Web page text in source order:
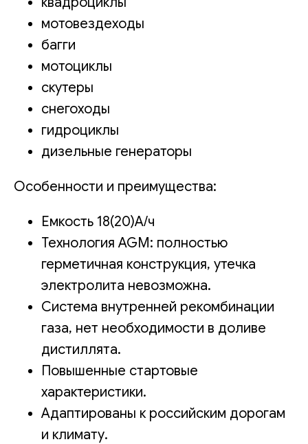
мотовездеходы
багги
мотоциклы
скутеры
снегоходы
гидроциклы
дизельные генераторы
Особенности и преимущества:
Емкость 18(20)А/ч
Технология AGM: полностью
герметичная конструкция, утечка
электролита невозможна.
Система внутренней рекомбинации
газа, нет необходимости в доливе
дистиллята.
Повышенные стартовые
характеристики.
Адаптированы к российским дорогам
и климату.